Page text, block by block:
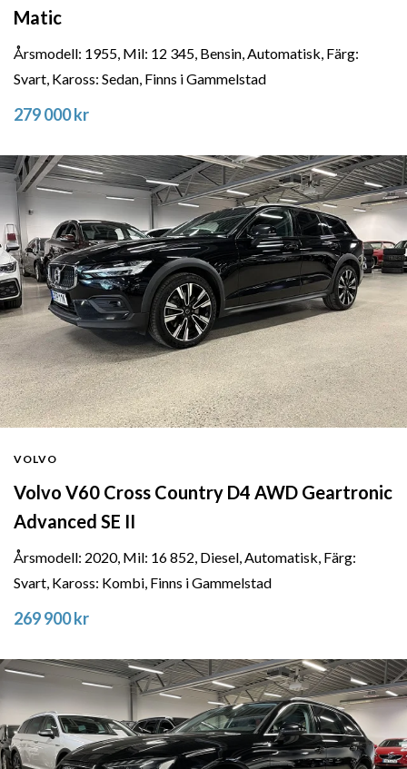
Matic
Årsmodell: 1955, Mil: 12 345, Bensin, Automatisk, Färg:
Svart, Kaross: Sedan, Finns i Gammelstad
279 000 kr
VOLVO
Volvo V60 Cross Country D4 AWD Geartronic
Advanced SE II
Årsmodell: 2020, Mil: 16 852, Diesel, Automatisk, Färg:
Svart, Kaross: Kombi, Finns i Gammelstad
269 900 kr